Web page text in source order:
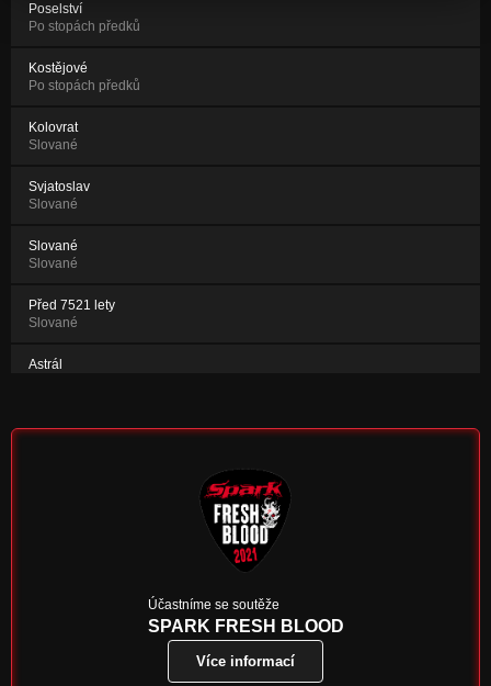
Poselství
Po stopách předků
Kostějové
Po stopách předků
Kolovrat
Slované
Svjatoslav
Slované
Slované
Slované
Před 7521 lety
Slované
Astrál
Účastníme se soutěže
SPARK FRESH BLOOD
Více informací